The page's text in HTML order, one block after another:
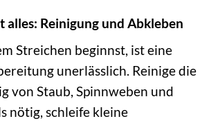
alles: Reinigung und Abkleben
Streichen beginnst, ist eine
unerlässlich. Reinige die
von Staub, Spinnweben und
nötig, schleife kleine